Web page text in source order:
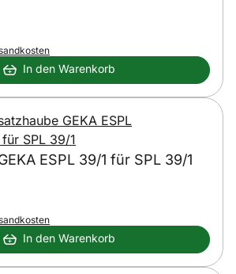
In den Warenkorb
ESPL 39/1 für SPL 39/1
In den Warenkorb